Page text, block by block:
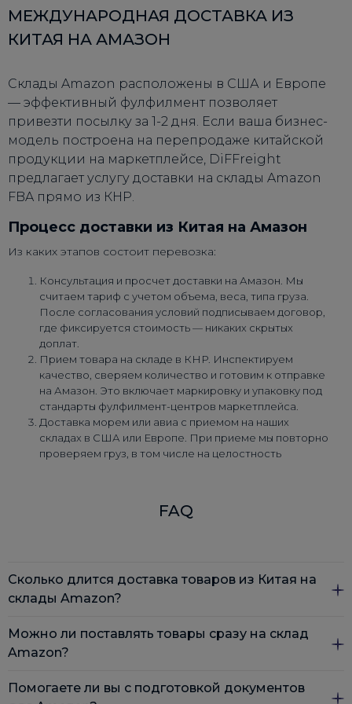
МЕЖДУНАРОДНАЯ ДОСТАВКА ИЗ
КИТАЯ НА АМАЗОН
Склады Amazon расположены в США и Европе
— эффективный фулфилмент позволяет
привезти посылку за 1-2 дня. Если ваша бизнес-
модель построена на перепродаже китайской
продукции на маркетплейсе, DiFFreight
предлагает услугу доставки на склады Amazon
FBA прямо из КНР.
Процесс доставки из Китая на Амазон
Из каких этапов состоит перевозка:
Консультация и просчет доставки на Амазон. Мы
считаем тариф с учетом объема, веса, типа груза.
После согласования условий подписываем договор,
где фиксируется стоимость — никаких скрытых
доплат.
Прием товара на складе в КНР. Инспектируем
качество, сверяем количество и готовим к отправке
на Амазон. Это включает маркировку и упаковку под
стандарты фулфилмент-центров маркетплейса.
Доставка морем или авиа с приемом на наших
складах в США или Европе. При приеме мы повторно
проверяем груз, в том числе на целостность
экспортную декларацию в Китае, а также документы
Доставка на склад Амазон. Мы согласовываем место
и время, готовим FBA-этикетки, поставляем грузы на
Мы сохраним детали вашего кейса, чтобы следующие
перевозки проходили еще быстрее с минимальными
FAQ
Сколько длится доставка товаров из Китая на
склады Amazon?
Срок зависит от выбранного способа доставки: авиа – 5–
12 дней, море – 20–50 дней. Мы помогаем подобрать
Можно ли поставлять товары сразу на склад
Amazon?
Да, мы доставляем товары непосредственно на FBA-
Помогаете ли вы с подготовкой документов